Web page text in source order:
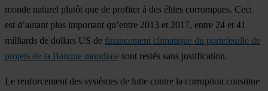
monde naturel plutôt que de profiter à des élites corrompues. Ceci
est d’autant plus important qu’entre 2013 et 2017, entre 24 et 41
milliards de dollars US de financement climatique du portefeuille de
projets de la Banque mondiale sont restés sans justification.
Le renforcement des systèmes de lutte contre la corruption constitue